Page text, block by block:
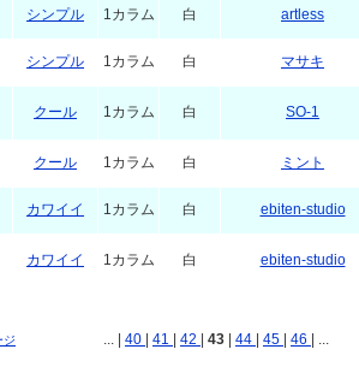
シンプル 1カラム 白 chalice
クール 1カラム 白 zouda
シンプル 1カラム 白 artless
シンプル 1カラム 白 マサキ
クール 1カラム 白 SO-1
クール 1カラム 白 ミント